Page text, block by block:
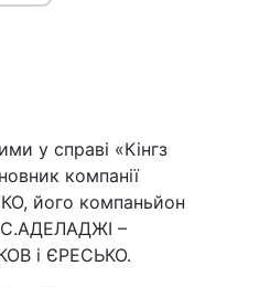
у справі «Кінгз
компанії
його компаньйон
–
і ЄРЕСЬКО.